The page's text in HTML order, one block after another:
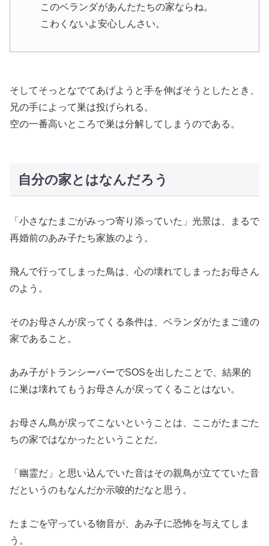
このベランダがあんたたちの家ならね。
こわくないよ安心しんさい。
そしてそっとなでてあげようと手を伸ばそうとしたとき、
兄の手によって巣は投げられる。
空の一番高いところで巣は分解してしまうのである。
自分の家とはなんだろう
「小さなたまごがみっつ寄り添っていた」光景は、まるで
再婚前のあみ子たち家族のよう。
飛んで行ってしまった鳥は、心の壊れてしまったお母さん
のよう。
そのお母さんが戻ってくる条件は、ベランダがたまご達の
家であること。
あみ子がトランシーバーでSOSを出したことで、結果的
に巣は壊れてもうお母さんが戻ってくることはない。
お母さん鳥が戻ってこないということは、ここがたまごた
ちの家ではなかったということだ。
「幽霊だ」と思い込んでいた音はその親鳥が立てていた音
だというのもなんだか示唆的だなと思う。
たまごを守っている物音が、あみ子に恐怖を与えてしま
う。